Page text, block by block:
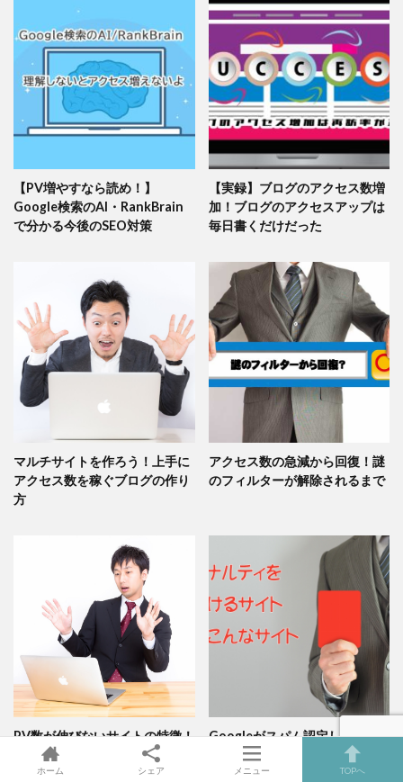
【PV増やすなら読め！】
Google検索のAI・RankBrain
で分かる今後のSEO対策
【実録】ブログのアクセス数増
加！ブログのアクセスアップは
毎日書くだけだった
マルチサイトを作ろう！上手に
アクセス数を稼ぐブログの作り
方
アクセス数の急減から回復！謎
のフィルターが解除されるまで
PV数が伸びないサイトの特徴！
専門ブログに徹した方がよい理
Googleがスパム認定しペナル
ティを受けるサイトの特徴は？
ホーム シェア メニュー TOPへ